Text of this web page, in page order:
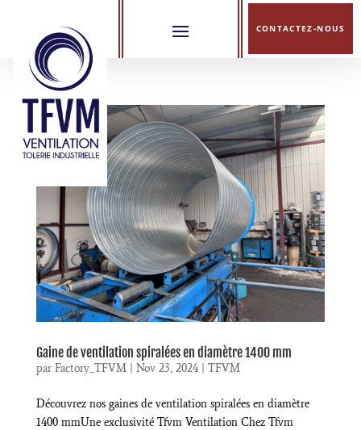
CONTACTEZ-NOUS
Gaine de ventilation spiralées en diamètre 1400 mm
par Factory_TFVM| Nov 23, 2024| TFVM
Découvrez nos gaines de ventilation spiralées en diamètre
1400 mmUne exclusivité Tfvm Ventilation Chez Tfvm